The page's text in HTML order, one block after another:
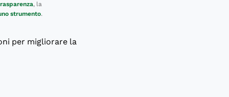
, la
strumento.
per migliorare la